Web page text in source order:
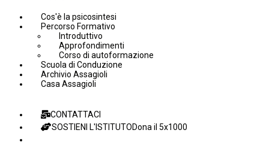
Cos'è la psicosintesi
Percorso Formativo
Introduttivo
Approfondimenti
Corso di autoformazione
Scuola di Conduzione
Archivio Assagioli
Casa Assagioli
CONTATTACI
SOSTIENI L'ISTITUTODona il 5x1000